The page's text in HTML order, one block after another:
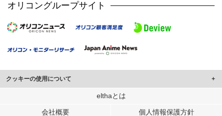
オリコングループサイト
クッキーの使用について
このサイトでは Cookie を使用して、ユーザーに合わせたコンテンツや広告の
行っています。
elthaとは
会社概要 個人情報保護方針